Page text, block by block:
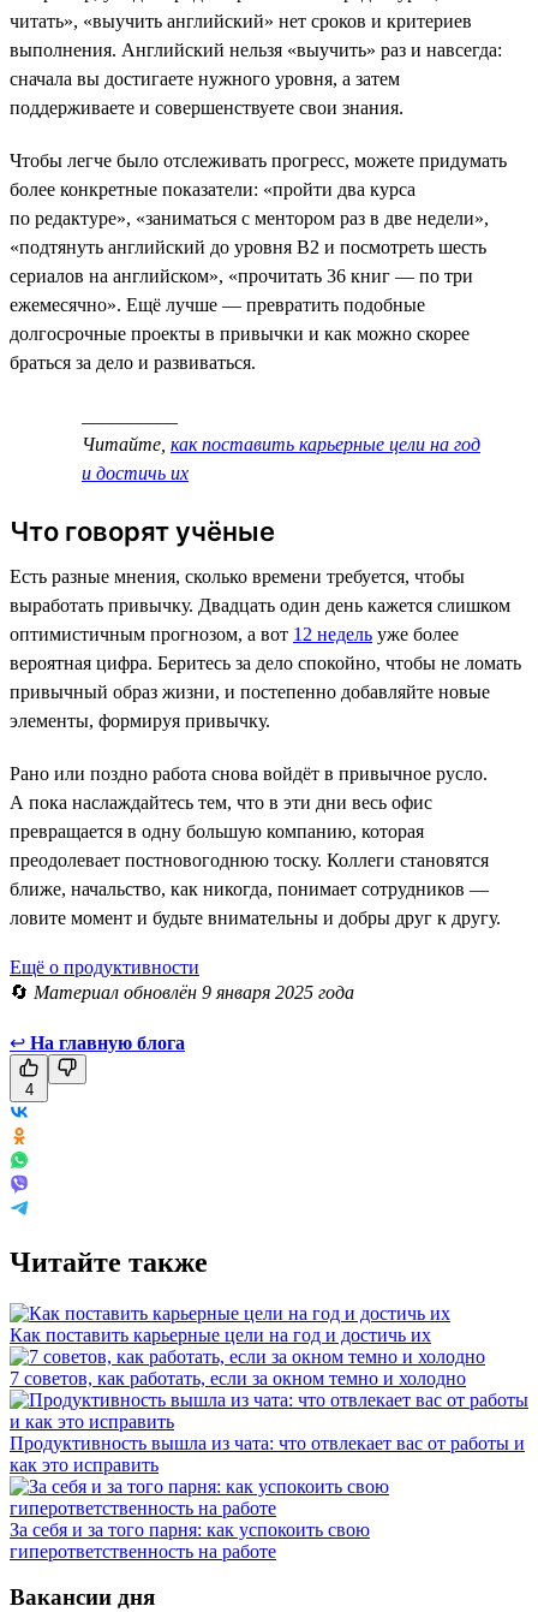
читать», «выучить английский» нет сроков и критериев
выполнения. Английский нельзя «выучить» раз и навсегда:
сначала вы достигаете нужного уровня, а затем
поддерживаете и совершенствуете свои знания.
Чтобы легче было отслеживать прогресс, можете придумать
более конкретные показатели: «пройти два курса
по редактуре», «заниматься с ментором раз в две недели»,
«подтянуть английский до уровня B2 и посмотреть шесть
сериалов на английском», «прочитать 36 книг — по три
ежемесячно». Ещё лучше — превратить подобные
долгосрочные проекты в привычки и как можно скорее
браться за дело и развиваться.
Читайте, как поставить карьерные цели на год
и достичь их
Что говорят учёные
Есть разные мнения, сколько времени требуется, чтобы
выработать привычку. Двадцать один день кажется слишком
оптимистичным прогнозом, а вот 12 недель уже более
вероятная цифра. Беритесь за дело спокойно, чтобы не ломать
привычный образ жизни, и постепенно добавляйте новые
элементы, формируя привычку.
Рано или поздно работа снова войдёт в привычное русло.
А пока наслаждайтесь тем, что в эти дни весь офис
превращается в одну большую компанию, которая
преодолевает постновогоднюю тоску. Коллеги становятся
ближе, начальство, как никогда, понимает сотрудников —
ловите момент и будьте внимательны и добры друг к другу.
Ещё о продуктивности
🔄 Материал обновлён 9 января 2025 года
↩ На главную блога
4
Читайте также
Как поставить карьерные цели на год и достичь их
7 советов, как работать, если за окном темно и холодно
Продуктивность вышла из чата: что отвлекает вас от работы и
как это исправить
За себя и за того парня: как успокоить свою
гиперответственность на работе
Вакансии дня